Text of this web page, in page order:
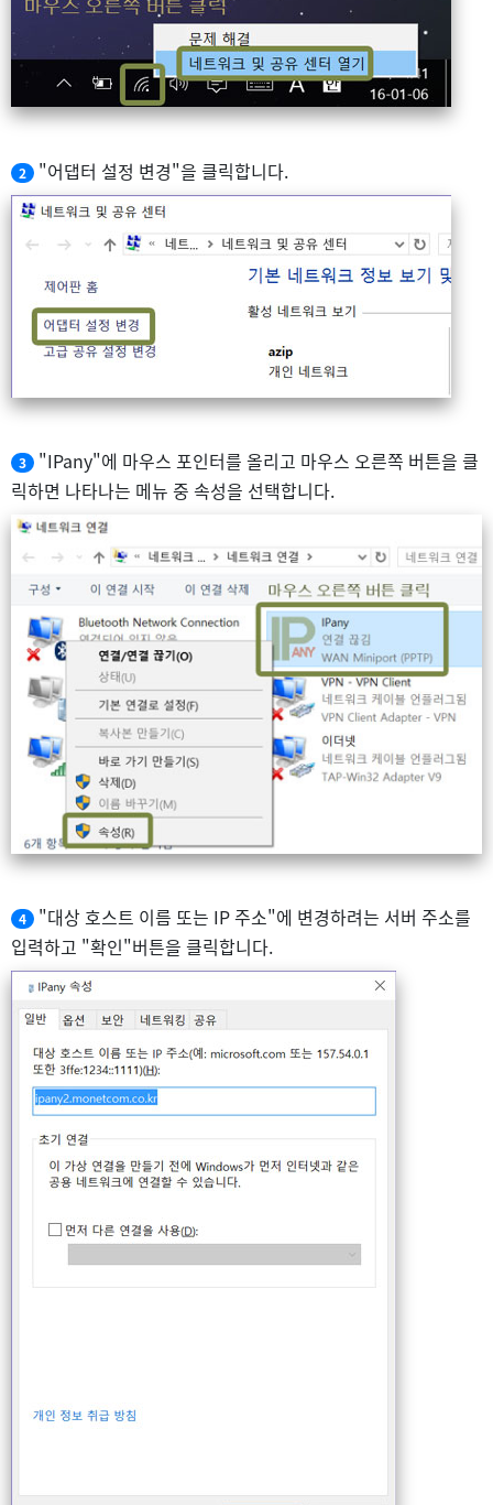
2 "어댑터 설정 변경"을 클릭합니다.
3
"IPany"에 마우스 포인터를 올리고 마우스 오른쪽 버튼을 클
릭하면 나타나는 메뉴 중 속성을 선택합니다.
4
"대상 호스트 이름 또는 IP 주소"에 변경하려는 서버 주소를
입력하고 "확인"버튼을 클릭합니다.